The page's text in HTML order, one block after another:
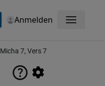
Anmelden Menü
Micha 7, Vers 7